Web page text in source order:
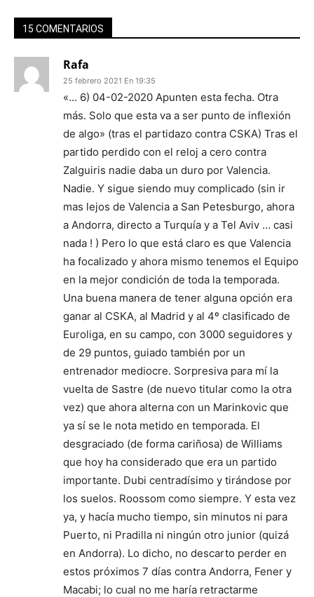
15 COMENTARIOS
Rafa
25 febrero 2021 En 19:35
«… 6) 04-02-2020 Apunten esta fecha. Otra
más. Solo que esta va a ser punto de inflexión
de algo» (tras el partidazo contra CSKA) Tras el
partido perdido con el reloj a cero contra
Zalguiris nadie daba un duro por Valencia.
Nadie. Y sigue siendo muy complicado (sin ir
mas lejos de Valencia a San Petesburgo, ahora
a Andorra, directo a Turquía y a Tel Aviv … casi
nada ! ) Pero lo que está claro es que Valencia
ha focalizado y ahora mismo tenemos el Equipo
en la mejor condición de toda la temporada.
Una buena manera de tener alguna opción era
ganar al CSKA, al Madrid y al 4º clasificado de
Euroliga, en su campo, con 3000 seguidores y
de 29 puntos, guiado también por un
entrenador mediocre. Sorpresiva para mí la
vuelta de Sastre (de nuevo titular como la otra
vez) que ahora alterna con un Marinkovic que
ya sí se le nota metido en temporada. El
desgraciado (de forma cariñosa) de Williams
que hoy ha considerado que era un partido
importante. Dubi centradísimo y tirándose por
los suelos. Roossom como siempre. Y esta vez
ya, y hacía mucho tiempo, sin minutos ni para
Puerto, ni Pradilla ni ningún otro junior (quizá
en Andorra). Lo dicho, no descarto perder en
estos próximos 7 días contra Andorra, Fener y
Macabi; lo cual no me haría retractarme